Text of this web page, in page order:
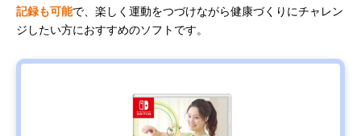
記録も可能で、楽しく運動をつづけながら健康づくりにチャレン
ジしたい方におすすめのソフトです。